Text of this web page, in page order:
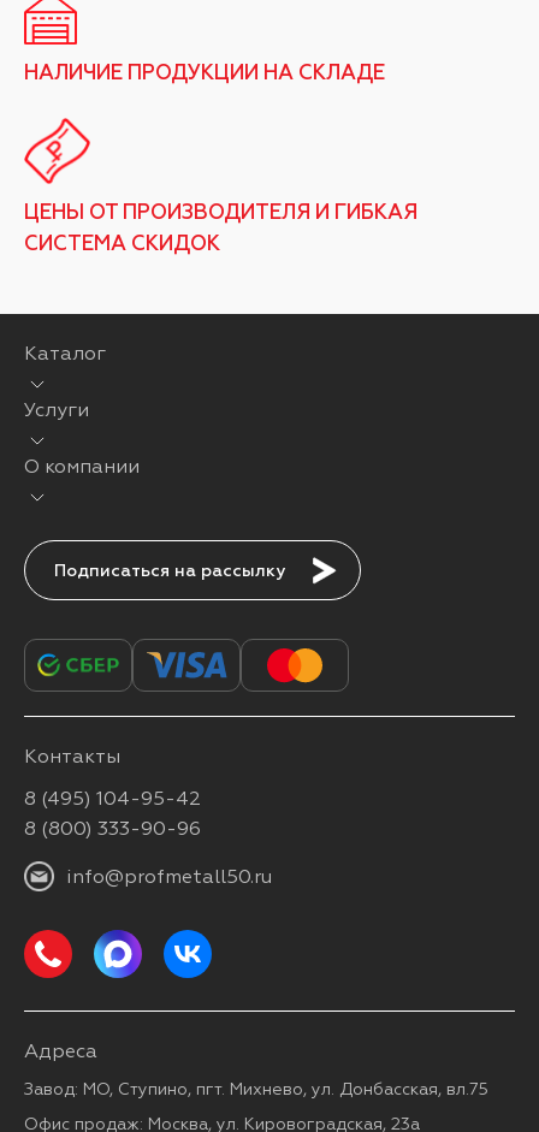
НАЛИЧИЕ ПРОДУКЦИИ НА СКЛАДЕ
ЦЕНЫ ОТ ПРОИЗВОДИТЕЛЯ И ГИБКАЯ
СИСТЕМА СКИДОК
Каталог
Услуги
О компании
Подписаться
Контакты
8 (495) 104-95-42
8 (800) 333-90-96
info@profmetall50.ru
Адреса
Завод: МО, Ступино, пгт. Михнево, ул. Донбасская, вл.75
Офис продаж: Москва, ул. Кировоградская, 23а